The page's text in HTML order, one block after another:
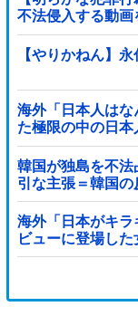
不法侵入する動画
【やりかねん】
海外「日本人はな
た極限の中の日
韓国が独島を不
引な主張＝韓国の
海外「日本がキ
ビューに登場し